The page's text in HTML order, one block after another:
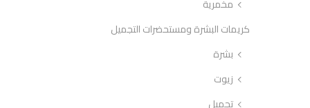
مخمرية
كريمات البشرة ومستحضرات التجميل
بشرة
زيوت
تجميل